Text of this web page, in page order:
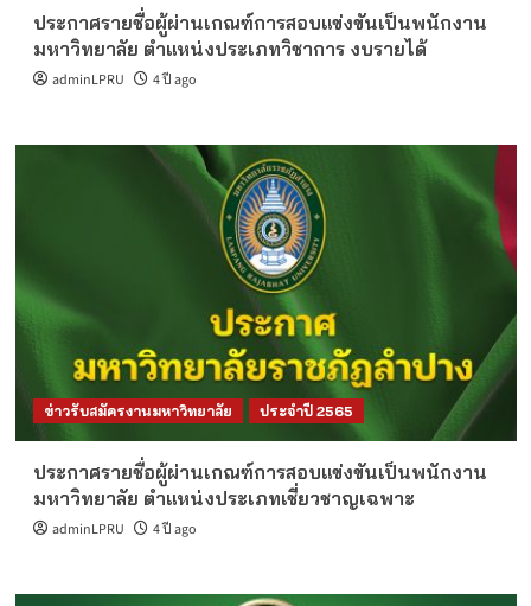
ประกาศรายชื่อผู้ผ่านเกณฑ์การสอบแข่งขันเป็นพนักงาน
มหาวิทยาลัย ตำแหน่งประเภทวิชาการ งบรายได้
adminLPRU 4 ปี ago
ข่าวรับสมัครงานมหาวิทยาลัย ประจำปี 2565
ประกาศรายชื่อผู้ผ่านเกณฑ์การสอบแข่งขันเป็นพนักงาน
มหาวิทยาลัย ตำแหน่งประเภทเชี่ยวชาญเฉพาะ
adminLPRU 4 ปี ago